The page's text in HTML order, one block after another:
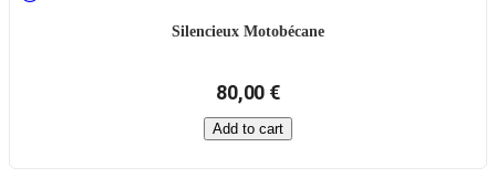
Silencieux Motobécane
80,00 €
Add to cart